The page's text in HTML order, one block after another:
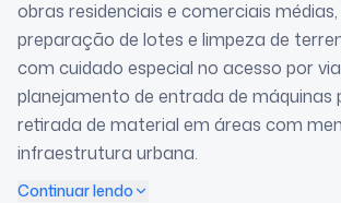
obras residenciais e comerciais
preparação de lotes e limpeza de
com cuidado especial no acesso por
planejamento de entrada de máquinas
retirada de material em áreas com
infraestrutura urbana.
Continuar lendo